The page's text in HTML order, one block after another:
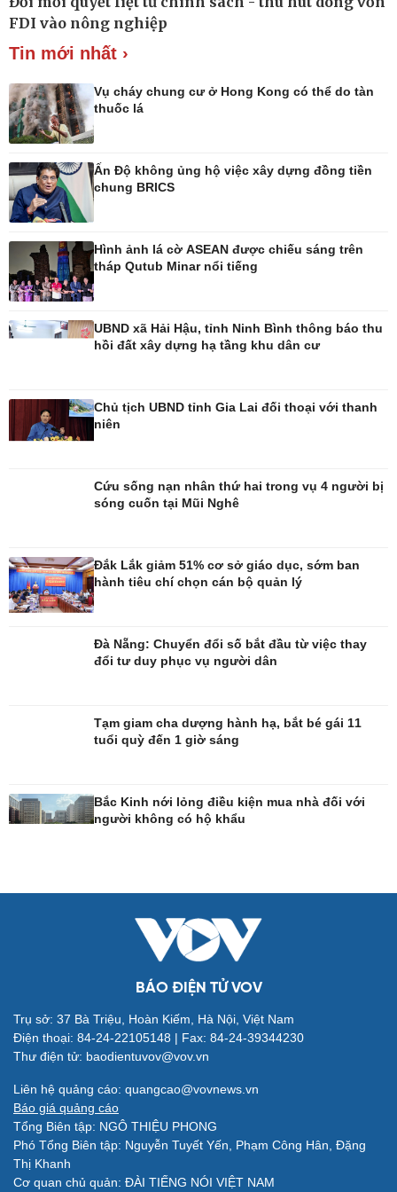
Xe máy
Công nghệ
Sành điệu
Tin Công nghệ
Trải nghiệm
Sức khỏe
Sản phụ khoa
Nhi khoa
Phòng mạch online
Văn hóa
Sân khấu - Điện ảnh
Di sản
Du lịch
Săn Tour
FDI vào nông nghiệp
Tin mới nhất ›
Vụ cháy chung cư ở Hong Kong có thể do tàn
thuốc lá
Ấn Độ không ủng hộ việc xây dựng đồng tiền
chung BRICS
Hình ảnh lá cờ ASEAN được chiếu sáng trên
tháp Qutub Minar nổi tiếng
UBND xã Hải Hậu, tỉnh Ninh Bình thông báo thu
hồi đất xây dựng hạ tầng khu dân cư
Chủ tịch UBND tỉnh Gia Lai đối thoại với thanh
niên
Cứu sống nạn nhân thứ hai trong vụ 4 người bị
sóng cuốn tại Mũi Nghê
Đắk Lắk giảm 51% cơ sở giáo dục, sớm ban
hành tiêu chí chọn cán bộ quản lý
Đà Nẵng: Chuyển đổi số bắt đầu từ việc thay
đổi tư duy phục vụ người dân
Tạm giam cha dượng hành hạ, bắt bé gái 11
tuổi quỳ đến 1 giờ sáng
Bắc Kinh nới lỏng điều kiện mua nhà đối với
người không có hộ khẩu
BÁO ĐIỆN TỬ VOV
Trụ sở: 37 Bà Triệu, Hoàn Kiếm, Hà Nội, Việt Nam
Điện thoại: 84-24-22105148 | Fax: 84-24-39344230
Thư điện tử: baodientuvov@vov.vn
Liên hệ quảng cáo: quangcao@vovnews.vn
Báo giá quảng cáo
Tổng Biên tập: NGÔ THIỆU PHONG
Phó Tổng Biên tập: Nguyễn Tuyết Yến, Phạm Công Hân, Đặng
Thị Khanh
Cơ quan chủ quản: ĐÀI TIẾNG NÓI VIỆT NAM